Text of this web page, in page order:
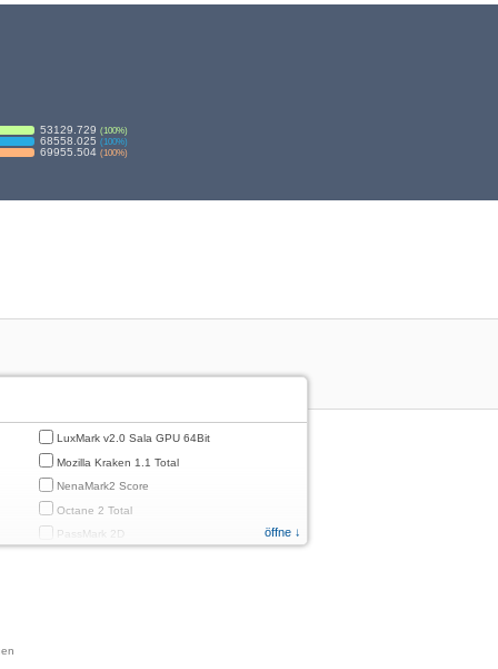
53129.729 (100%)
68558.025 (100%)
69955.504 (100%)
LuxMark v2.0 Sala GPU 64Bit
Mozilla Kraken 1.1 Total
NenaMark2 Score
Octane 2 Total
PassMark 2D
öffne ↓